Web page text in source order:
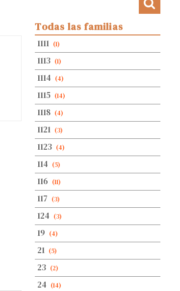
Todas las familias
1111 (1)
1113 (1)
1114 (4)
1115 (14)
1118 (4)
1121 (3)
1123 (4)
114 (5)
116 (11)
117 (3)
124 (3)
19 (4)
21 (5)
23 (2)
24 (14)